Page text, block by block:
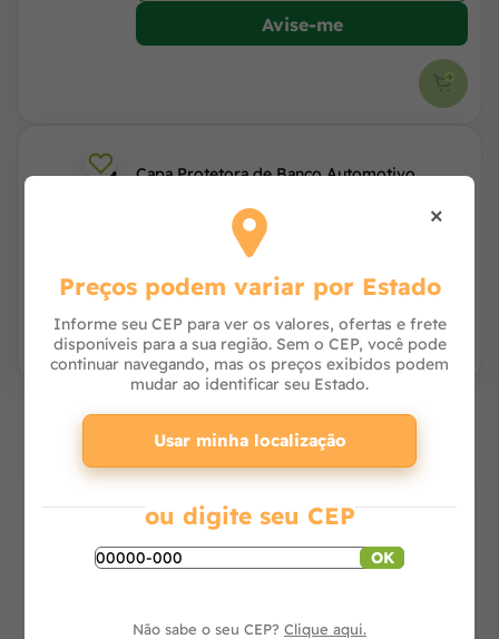
Avise-me
Capa Protetora de Banco Automotivo
Avise-me
Os mais vendidos
×
Preços podem variar por Estado
Informe seu CEP para ver os valores, ofertas e frete
disponíveis para a sua região. Sem o CEP, você pode
continuar navegando, mas os preços exibidos podem
mudar ao identificar seu Estado.
Usar minha localização
ou digite seu CEP
OK
Não sabe o seu CEP? Clique aqui.